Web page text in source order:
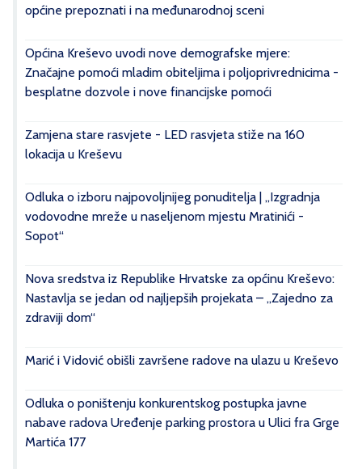
općine prepoznati i na međunarodnoj sceni
Općina Kreševo uvodi nove demografske mjere:
Značajne pomoći mladim obiteljima i poljoprivrednicima -
besplatne dozvole i nove financijske pomoći
Zamjena stare rasvjete - LED rasvjeta stiže na 160
lokacija u Kreševu
Odluka o izboru najpovoljnijeg ponuditelja | „Izgradnja
vodovodne mreže u naseljenom mjestu Mratinići -
Sopot“
Nova sredstva iz Republike Hrvatske za općinu Kreševo:
Nastavlja se jedan od najljepših projekata – „Zajedno za
zdraviji dom“
Marić i Vidović obišli završene radove na ulazu u Kreševo
Odluka o poništenju konkurentskog postupka javne
nabave radova Uređenje parking prostora u Ulici fra Grge
Martića 177